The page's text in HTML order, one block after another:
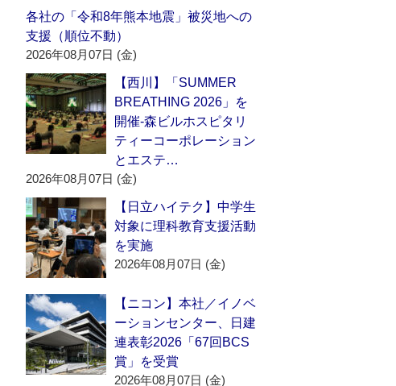
各社の「令和8年熊本地震」被災地への
支援（順位不動）
2026年08月07日 (金)
【西川】「SUMMER
BREATHING 2026」を
開催‐森ビルホスピタリ
ティーコーポレーション
とエステ…
2026年08月07日 (金)
【日立ハイテク】中学生
対象に理科教育支援活動
を実施
2026年08月07日 (金)
【ニコン】本社／イノベ
ーションセンター、日建
連表彰2026「67回BCS
賞」を受賞
2026年08月07日 (金)